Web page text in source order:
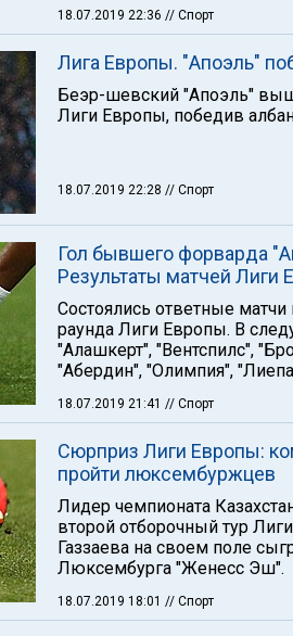
18.07.2019 22:36 // Спорт
Лига Европы. "Апоэль"
Беэр-шевский "Апоэль"
Лиги Европы, победив
18.07.2019 22:28 // Спорт
Гол бывшего форварда
Результаты матчей Лиги
Состоялись ответные
раунда Лиги Европы. В
"Алашкерт", "Вентспилс",
"Абердин", "Олимпия",
18.07.2019 21:41 // Спорт
Сюрприз Лиги Европы:
пройти люксембуржцев
Лидер чемпионата
второй отборочный тур
Газзаева на своем поле
Люксембурга "Женесс Эш".
18.07.2019 18:01 // Спорт